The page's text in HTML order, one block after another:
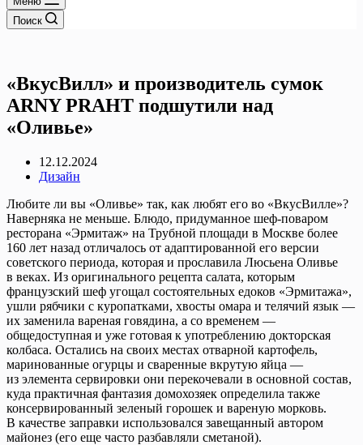
Поиск
«ВкусВилл» и производитель сумок
ARNY PRAHT подшутили над
«Оливье»
12.12.2024
Дизайн
Любите ли вы «Оливье» так, как любят его во «ВкусВилле»?
Наверняка не меньше. Блюдо, придуманное шеф-поваром
ресторана «Эрмитаж» на Трубной площади в Москве более
160 лет назад отличалось от адаптированной его версии
советского периода, которая и прославила Люсьена Оливье
в веках. Из оригинального рецепта салата, которым
французский шеф угощал состоятельных едоков «Эрмитажа»,
ушли рябчики с куропатками, хвосты омара и телячий язык —
их заменила вареная говядина, а со временем —
общедоступная и уже готовая к употреблению докторская
колбаса. Остались на своих местах отварной картофель,
маринованные огурцы и сваренные вкрутую яйца —
из элемента сервировки они перекочевали в основной состав,
куда практичная фантазия домохозяек определила также
консервированный зеленый горошек и вареную морковь.
В качестве заправки использовался завещанный автором
майонез (его еще часто разбавляли сметаной).